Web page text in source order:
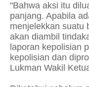
"Bahwa aksi itu
panjang. Apabila
menjelekkan suatu
akan diambil
laporan kepolisian
kepolisian dan
Lukman Wakil